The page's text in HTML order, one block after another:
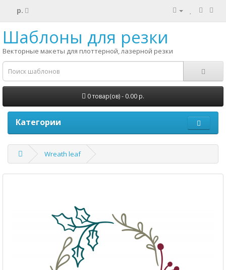
р.
Шаблоны для резки
Векторные макеты для плоттерной, лазерной резки
0 товар(ов) - 0.00 р.
Категории
Wreath leaf